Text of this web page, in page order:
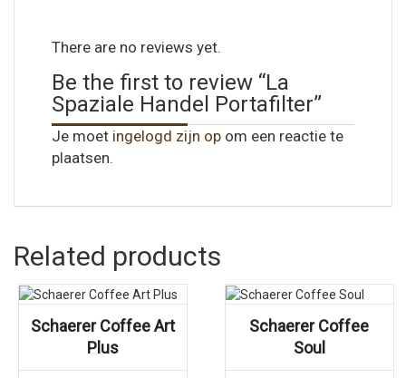
There are no reviews yet.
Be the first to review “La
Spaziale Handel Portafilter”
Je moet ingelogd zijn op om een reactie te
plaatsen.
Related products
Schaerer Coffee Art
Plus
Schaerer Coffee
Soul